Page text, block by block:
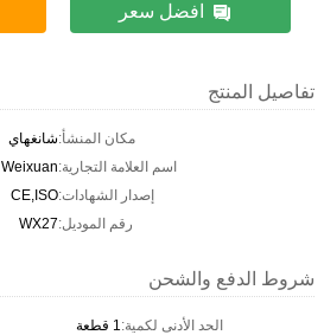
افضل سعر
تفاصيل المنتج
مكان المنشأ:شانغهاي
اسم العلامة التجارية:Weixuan
إصدار الشهادات:CE,ISO
رقم الموديل:WX27
شروط الدفع والشحن
الحد الأدنى لكمية:1 قطعة